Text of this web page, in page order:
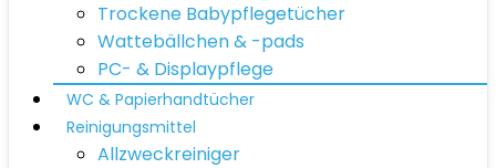
Trockene Babypflegetücher
Wattebällchen & -pads
PC- & Displaypflege
WC & Papierhandtücher
Reinigungsmittel
Allzweckreiniger